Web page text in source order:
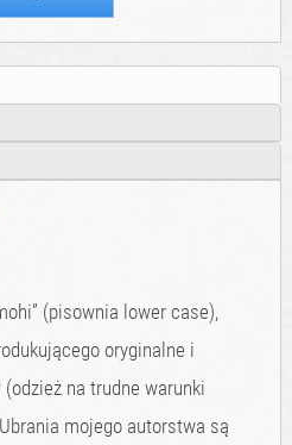
(pisownia lower case),
oryginalne i
na trudne warunki
mojego autorstwa są